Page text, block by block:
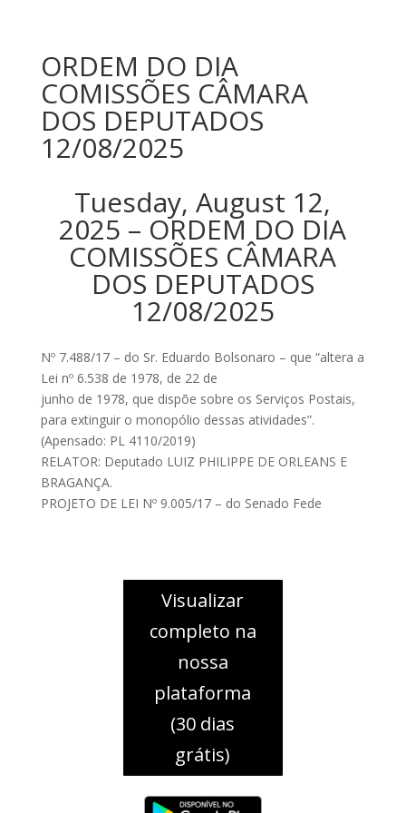
ORDEM DO DIA
COMISSÕES CÂMARA
DOS DEPUTADOS
12/08/2025
Tuesday, August 12,
2025 – ORDEM DO DIA
COMISSÕES CÂMARA
DOS DEPUTADOS
12/08/2025
Nº 7.488/17 – do Sr. Eduardo Bolsonaro – que “altera a
Lei nº 6.538 de 1978, de 22 de
junho de 1978, que dispõe sobre os Serviços Postais,
para extinguir o monopólio dessas atividades”.
(Apensado: PL 4110/2019)
RELATOR: Deputado LUIZ PHILIPPE DE ORLEANS E
BRAGANÇA.
PROJETO DE LEI Nº 9.005/17 – do Senado Fede
Visualizar
completo na
nossa
plataforma
(30 dias
grátis)